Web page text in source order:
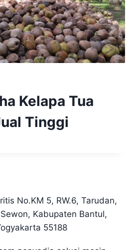
Kelapa Tua
Tinggi
No.KM 5, RW.6, Tarudan,
Kabupaten Bantul,
55188